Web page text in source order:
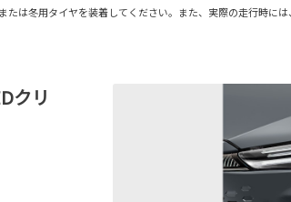
冬用タイヤを装着してください。また、実際の走行時に
クリ